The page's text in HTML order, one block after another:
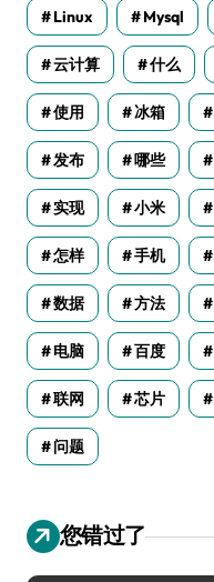
Linux Mysql
云计算 什么
使用 冰箱
发布 哪些
实现 小米
怎样 手机
数据 方法
电脑 百度
联网 芯片
问题
您错过了